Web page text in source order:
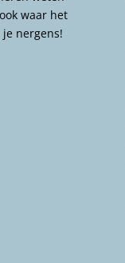
waar het
nergens!